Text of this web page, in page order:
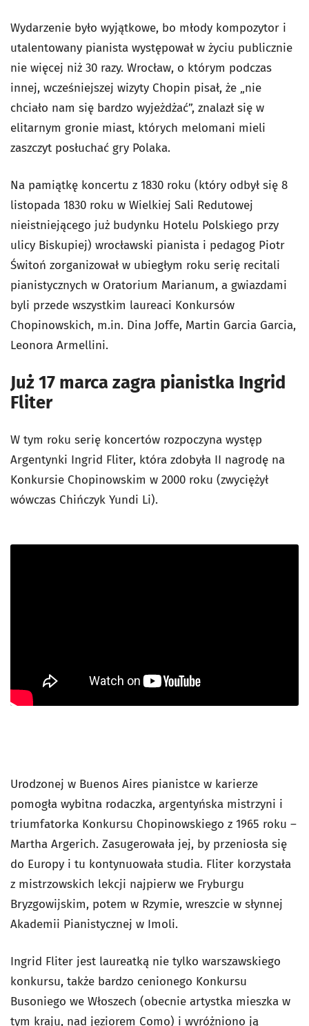
Wydarzenie było wyjątkowe, bo młody kompozytor i
utalentowany pianista występował w życiu publicznie
nie więcej niż 30 razy. Wrocław, o którym podczas
innej, wcześniejszej wizyty Chopin pisał, że „nie
chciało nam się bardzo wyjeżdżać”, znalazł się w
elitarnym gronie miast, których melomani mieli
zaszczyt posłuchać gry Polaka.
Na pamiątkę koncertu z 1830 roku (który odbył się 8
listopada 1830 roku w Wielkiej Sali Redutowej
nieistniejącego już budynku Hotelu Polskiego przy
ulicy Biskupiej) wrocławski pianista i pedagog Piotr
Świtoń zorganizował w ubiegłym roku serię recitali
pianistycznych w Oratorium Marianum, a gwiazdami
byli przede wszystkim laureaci Konkursów
Chopinowskich, m.in. Dina Joffe, Martin Garcia Garcia,
Leonora Armellini.
Już 17 marca zagra pianistka Ingrid
Fliter
W tym roku serię koncertów rozpoczyna występ
Argentynki Ingrid Fliter, która zdobyła II nagrodę na
Konkursie Chopinowskim w 2000 roku (zwyciężył
wówczas Chińczyk Yundi Li).
Urodzonej w Buenos Aires pianistce w karierze
pomogła wybitna rodaczka, argentyńska mistrzyni i
triumfatorka Konkursu Chopinowskiego z 1965 roku –
Martha Argerich. Zasugerowała jej, by przeniosła się
do Europy i tu kontynuowała studia. Fliter korzystała
z mistrzowskich lekcji najpierw we Fryburgu
Bryzgowijskim, potem w Rzymie, wreszcie w słynnej
Akademii Pianistycznej w Imoli.
Ingrid Fliter jest laureatką nie tylko warszawskiego
konkursu, także bardzo cenionego Konkursu
Busoniego we Włoszech (obecnie artystka mieszka w
tym kraju, nad jeziorem Como) i wyróżniono ją